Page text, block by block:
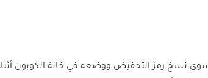
نسخ رمز التخفيض ووضعه في خانة الكوبون